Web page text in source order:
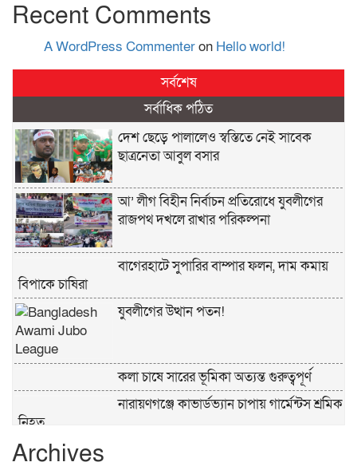
Recent Comments
A WordPress Commenteron Hello world!
সর্বশেষ
সর্বাধিক পঠিত
দেশ ছেড়ে পালালেও স্বস্তিতে নেই সাবেক
ছাত্রনেতা আবুল বসার
আ’ লীগ বিহীন নির্বাচন প্রতিরোধে যুবলীগের
রাজপথ দখলে রাখার পরিকল্পনা
বাগেরহাটে সুপারির বাম্পার ফলন, দাম কমায়
বিপাকে চাষিরা
যুবলীগের উত্থান পতন!
কলা চাষে সারের ভূমিকা অত্যন্ত গুরুত্বপূর্ণ
নারায়ণগঞ্জে কাভার্ডভ্যান চাপায় গার্মেন্টস শ্রমিক
নিহত
Archives